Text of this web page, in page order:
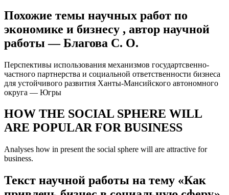
Похожие темы научных работ по
экономике и бизнесу , автор научной
работы — Благова С. О.
Перспективы использования механизмов государтсвенно-
частного партнерства и социальной ответственности бизнеса
для устойчивого развития Ханты-Мансийского автономного
округа — Югры
HOW THE SOCIAL SPHERE WILL
ARE POPULAR FOR BUSINESS
Analyses how in present the social sphere will are attractive for
business.
Текст научной работы на тему «Как